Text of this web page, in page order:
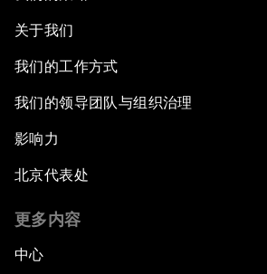
关于我们
我们的工作方式
我们的领导团队与组织治理
影响力
北京代表处
更多内容
中心